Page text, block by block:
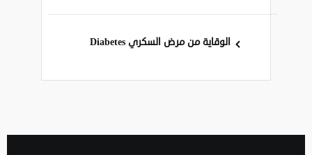
الوقاية من مرض السكري Diabetes